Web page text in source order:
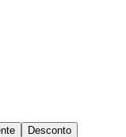
Desconto